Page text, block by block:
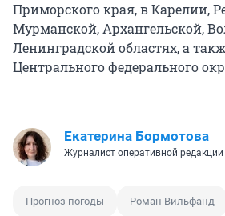
Приморского края, в Карелии,
Мурманской, Архангельской,
Ленинградской областях, а
Центрального федерального
Екатерина Бормотова
Журналист оперативной редакции
Прогноз погоды Роман Вильфанд